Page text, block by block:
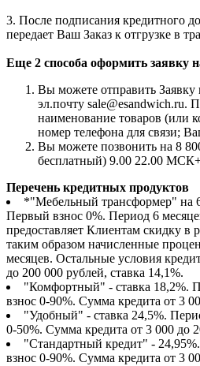
3. После подписания кредитного
передает Ваш Заказ к отгрузке в
Еще 2 способа оформить заявку
Вы можете отправить Заявку
эл.почту sale@esandwich.ru.
наименование товаров (или
номер телефона для связи;
Вы можете позвонить на 8
бесплатный) 9.00 22.00
Перечень кредитных продуктов
*"Мебельный трансформер" на
Первый взнос 0%. Период 6
предоставляет Клиентам скидку в
таким образом начисленные
месяцев. Остальные условия
до 200 000 рублей, ставка 14,1%.
"Комфортный" - ставка 18,2%.
взнос 0-90%. Сумма кредита от 3
"Удобный" - ставка 24,5%.
0-50%. Сумма кредита от 3 000 до
"Стандартный кредит" -
взнос 0-90%. Сумма кредита от 3